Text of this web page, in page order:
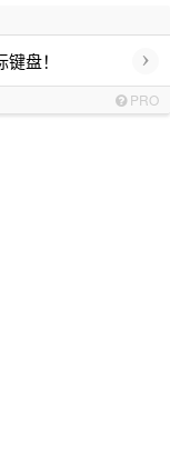
盘！ ›
PRO